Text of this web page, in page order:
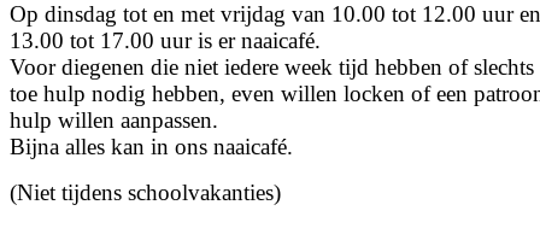
Op dinsdag tot en met vrijdag van 10.00 tot 12.00 uur
13.00 tot 17.00 uur is er naaicafé.
Voor diegenen die niet iedere week tijd hebben of slechts
toe hulp nodig hebben, even willen locken of een
hulp willen aanpassen.
Bijna alles kan in ons naaicafé.
(Niet tijdens schoolvakanties)